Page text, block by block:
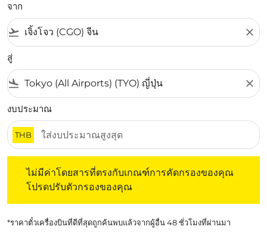
จาก
flight_takeoff close
สู่
flight_land close
งบประมาณ
THB
ไม่มีค่าโดยสารที่ตรงกับเกณฑ์การคัดกรองของคุณ
โปรดปรับตัวกรองของคุณ
*ราคาตั๋วเครื่องบินที่ดีที่สุดถูกค้นพบแล้วจากผู้อื่น 48 ชั่วโมงที่ผ่านมา